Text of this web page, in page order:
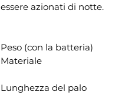
essere azionati di notte.
Peso (con la batteria)
Materiale
Lunghezza del palo